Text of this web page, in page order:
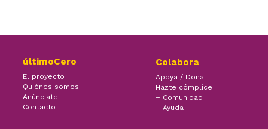
últimoCero
El proyecto
Quiénes somos
Anúnciate
Contacto
Colabora
Apoya / Dona
Hazte cómplice
– Comunidad
– Ayuda